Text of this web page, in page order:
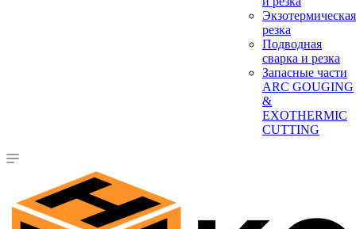
Экзотермическая
резка
Подводная
сварка и резка
Запасные части
ARC GOUGING
&
EXOTHERMIC
CUTTING